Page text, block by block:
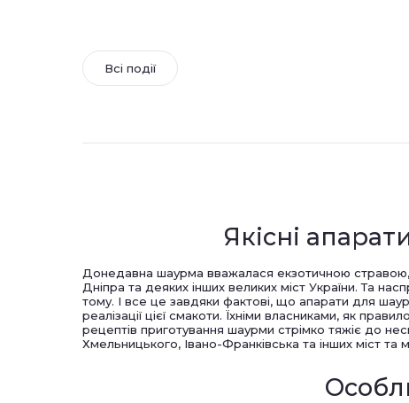
Всі події
Якісні
Донедавна шаурма вважалася екзотичною стравою,
Дніпра та деяких інших великих міст України. Та
тому. І все це завдяки фактові, що апарати для
реалізації цієї смакоти. Їхніми власниками, як
рецептів приготування шаурми стрімко тяжіє до
Хмельницького, Івано-Франківська та інших міст та